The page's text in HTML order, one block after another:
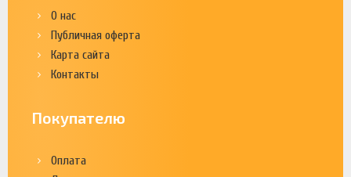
О нас
Публичная оферта
Карта сайта
Контакты
Покупателю
Оплата